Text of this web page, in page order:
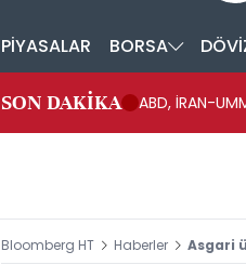
PİYASALAR BORSA
SON DAKİKA ABD, İRAN-
Bloomberg HT Haberler Asgari